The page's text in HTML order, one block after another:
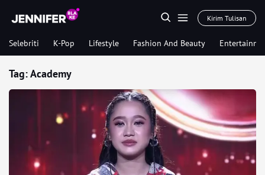
Kirim Tulisan
Selebriti K-Pop Lifestyle Fashion And Beauty
Tag:Academy